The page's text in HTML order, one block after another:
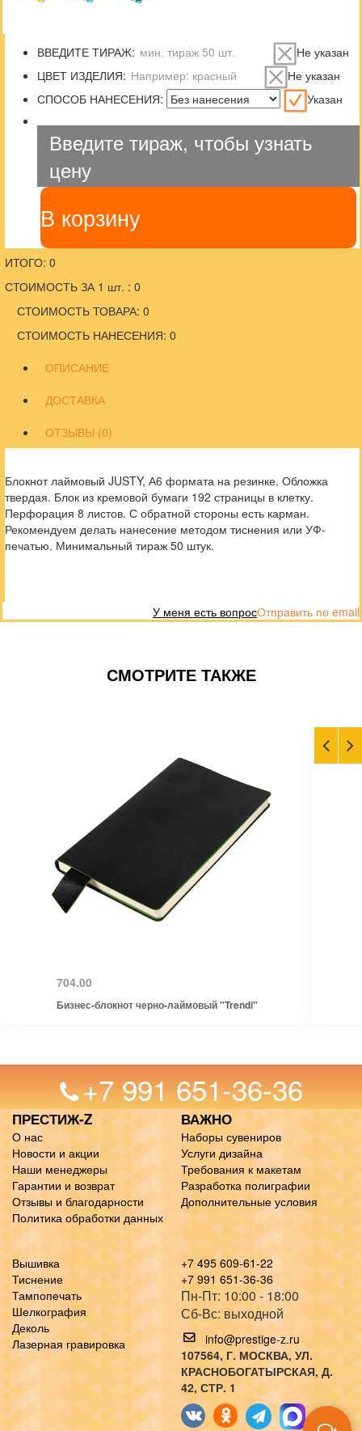
ВВЕДИТЕ ТИРАЖ:
Не указан
ЦВЕТ ИЗДЕЛИЯ:
Не указан
СПОСОБ НАНЕСЕНИЯ:
Указан
Введите тираж, чтобы узнать
цену
В корзину
ИТОГО: 0
СТОИМОСТЬ ЗА 1 шт. : 0
СТОИМОСТЬ ТОВАРА: 0
СТОИМОСТЬ НАНЕСЕНИЯ: 0
ОПИСАНИЕ
ДОСТАВКА
ОТЗЫВЫ (0)
Блокнот лаймовый JUSTY, А6 формата на резинке. Обложка
твердая. Блок из кремовой бумаги 192 страницы в клетку.
Перфорация 8 листов. С обратной стороны есть карман.
Рекомендуем делать нанесение методом тиснения или УФ-
печатью. Минимальный тираж 50 штук.
Отправить по email
У меня есть вопрос
СМОТРИТЕ ТАКЖЕ
704.00
Бизнес-блокнот черно-лаймовый "Trendi"
+7 991 651-36-36
ПРЕСТИЖ-Z
О нас
Новости и акции
Наши менеджеры
Гарантии и возврат
Отзывы и благодарности
Политика обработки данных
ВАЖНО
Наборы сувениров
Услуги дизайна
Требования к макетам
Разработка полиграфии
Дополнительные условия
Вышивка
Тиснение
Тампопечать
Шелкография
Деколь
Лазерная гравировка
+7 495 609-61-22
+7 991 651-36-36
Пн-Пт: 10:00 - 18:00
Сб-Вс: выходной
info@prestige-z.ru
107564, Г. МОСКВА, УЛ.
КРАСНОБОГАТЫРСКАЯ, Д.
42, СТР. 1